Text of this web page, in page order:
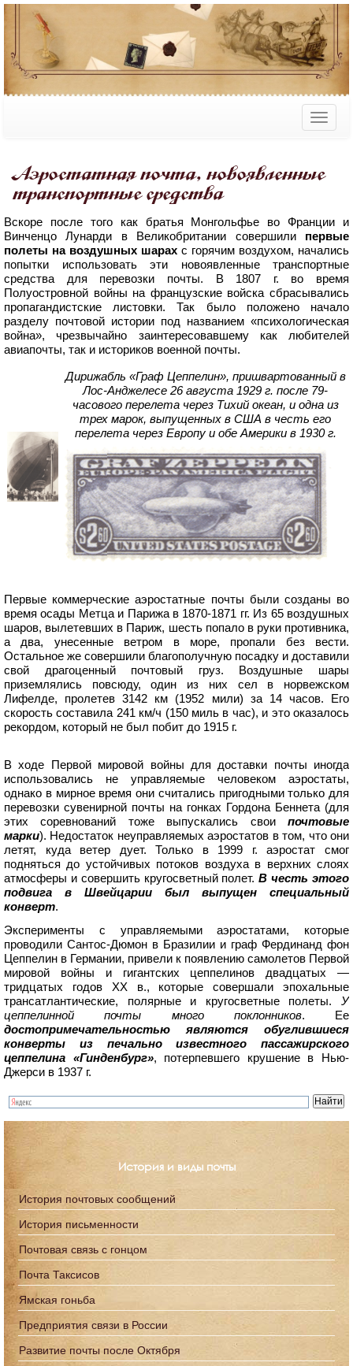
Аэростатная почта, новоявленные
транспортные средства
Вскоре после того как братья Монгольфье во Франции и
Винченцо Лунарди в Великобритании совершили первые
полеты на воздушных шарах с горячим воздухом, начались
попытки использовать эти новоявленные транспортные
средства для перевозки почты. В 1807 г. во время
Полуостровной войны на французские войска сбрасывались
пропагандистские листовки. Так было положено начало
разделу почтовой истории под названием «психологическая
война», чрезвычайно заинтересовавшему как любителей
авиапочты, так и историков военной почты.
Дирижабль «Граф Цеппелин», пришвартованный в
Лос-Анджелесе 26 августа 1929 г. после 79-
часового перелета через Тихий океан, и одна из
трех марок, выпущенных в США в честь его
перелета через Европу и обе Америки в 1930 г.
Первые коммерческие аэростатные почты были созданы во
время осады Метца и Парижа в 1870-1871 гг. Из 65 воздушных
шаров, вылетевших в Париж, шесть попало в руки противника,
а два, унесенные ветром в море, пропали без вести.
Остальное же совершили благополучную посадку и доставили
свой драгоценный почтовый груз. Воздушные шары
приземлялись повсюду, один из них сел в норвежском
Лифелде, пролетев 3142 км (1952 мили) за 14 часов. Его
скорость составила 241 км/ч (150 миль в час), и это оказалось
рекордом, который не был побит до 1915 г.
В ходе Первой мировой войны для доставки почты иногда
использовались не управляемые человеком аэростаты,
однако в мирное время они считались пригодными только для
перевозки сувенирной почты на гонках Гордона Беннета (для
этих соревнований тоже выпускались свои почтовые
марки). Недостаток неуправляемых аэростатов в том, что они
летят, куда ветер дует. Только в 1999 г. аэростат смог
подняться до устойчивых потоков воздуха в верхних слоях
атмосферы и совершить кругосветный полет. В честь этого
подвига в Швейцарии был выпущен специальный
конверт.
Эксперименты с управляемыми аэростатами, которые
проводили Сантос-Дюмон в Бразилии и граф Фердинанд фон
Цеппелин в Германии, привели к появлению самолетов Первой
мировой войны и гигантских цеппелинов двадцатых —
тридцатых годов XX в., которые совершали эпохальные
трансатлантические, полярные и кругосветные полеты. У
цеппелинной почты много поклонников. Ее
достопримечательностью являются обуглившиеся
конверты из печально известного пассажирского
цеппелина «Гинденбург», потерпевшего крушение в Нью-
Джерси в 1937 г.
История и виды почты
История почтовых сообщений
История письменности
Почтовая связь с гонцом
Почта Таксисов
Ямская гоньба
Предприятия связи в России
Развитие почты после Октября